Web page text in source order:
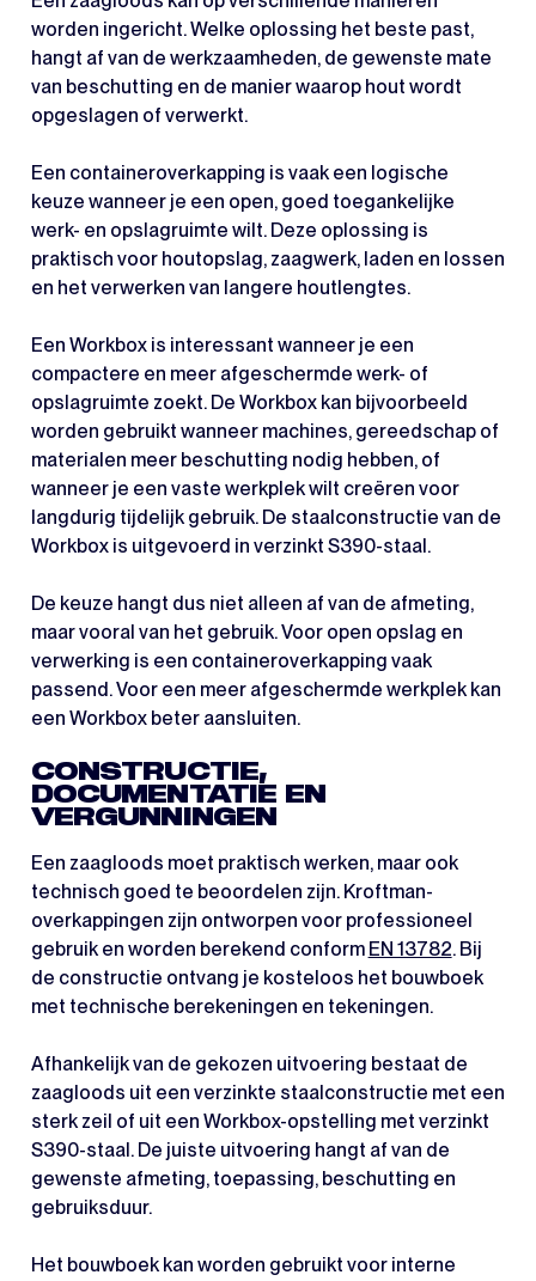
worden ingericht. Welke oplossing het beste past,
hangt af van de werkzaamheden, de gewenste mate
van beschutting en de manier waarop hout wordt
opgeslagen of verwerkt.
Een containeroverkapping is vaak een logische
keuze wanneer je een open, goed toegankelijke
werk- en opslagruimte wilt. Deze oplossing is
praktisch voor houtopslag, zaagwerk, laden en lossen
en het verwerken van langere houtlengtes.
Een Workbox is interessant wanneer je een
compactere en meer afgeschermde werk- of
opslagruimte zoekt. De Workbox kan bijvoorbeeld
worden gebruikt wanneer machines, gereedschap of
materialen meer beschutting nodig hebben, of
wanneer je een vaste werkplek wilt creëren voor
langdurig tijdelijk gebruik. De staalconstructie van de
Workbox is uitgevoerd in verzinkt S390-staal.
De keuze hangt dus niet alleen af van de afmeting,
maar vooral van het gebruik. Voor open opslag en
verwerking is een containeroverkapping vaak
passend. Voor een meer afgeschermde werkplek kan
een Workbox beter aansluiten.
CONSTRUCTIE,
DOCUMENTATIE EN
VERGUNNINGEN
Een zaagloods moet praktisch werken, maar ook
technisch goed te beoordelen zijn. Kroftman-
overkappingen zijn ontworpen voor professioneel
gebruik en worden berekend conform EN 13782. Bij
de constructie ontvang je kosteloos het bouwboek
met technische berekeningen en tekeningen.
Afhankelijk van de gekozen uitvoering bestaat de
zaagloods uit een verzinkte staalconstructie met een
sterk zeil of uit een Workbox-opstelling met verzinkt
S390-staal. De juiste uitvoering hangt af van de
gewenste afmeting, toepassing, beschutting en
gebruiksduur.
Het bouwboek kan worden gebruikt voor interne